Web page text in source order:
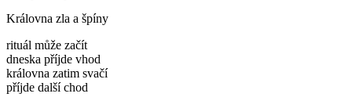
Královna zla a špíny
rituál může začít
dneska příjde vhod
královna zatim svačí
příjde další chod